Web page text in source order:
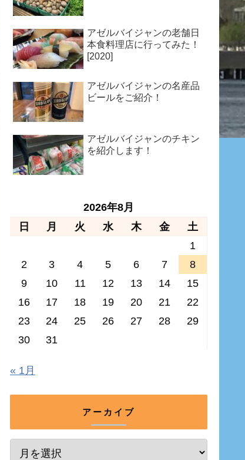
アゼルバイジャンの老舗日
本食料理店に行ってみた！
[2020]
アゼルバイジャンの名産品
ビールをご紹介！
アゼルバイジャンのチキン
を紹介します！
2026年8月
日
月 火 水 木 金
土
1
2
3 4 5 6 7
8
9
10 11 12 13 14
15
16
17 18 19 20 21
22
23
24 25 26 27 28
29
30
31
« 1月
アーカイブ